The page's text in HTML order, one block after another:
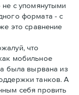
не с упомянутыми
формата - с
это сравнение
что
мобильное
была вырвана из
танков. А
себя провить